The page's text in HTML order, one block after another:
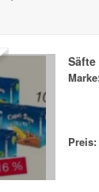
Säfte
Preis: